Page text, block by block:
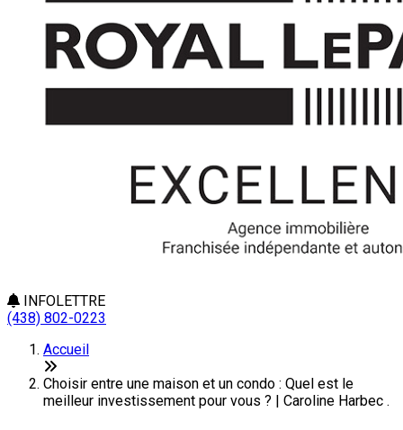
INFOLETTRE
(438) 802-0223
Accueil
Choisir entre une maison et un condo : Quel est le
meilleur investissement pour vous ? | Caroline Harbec .